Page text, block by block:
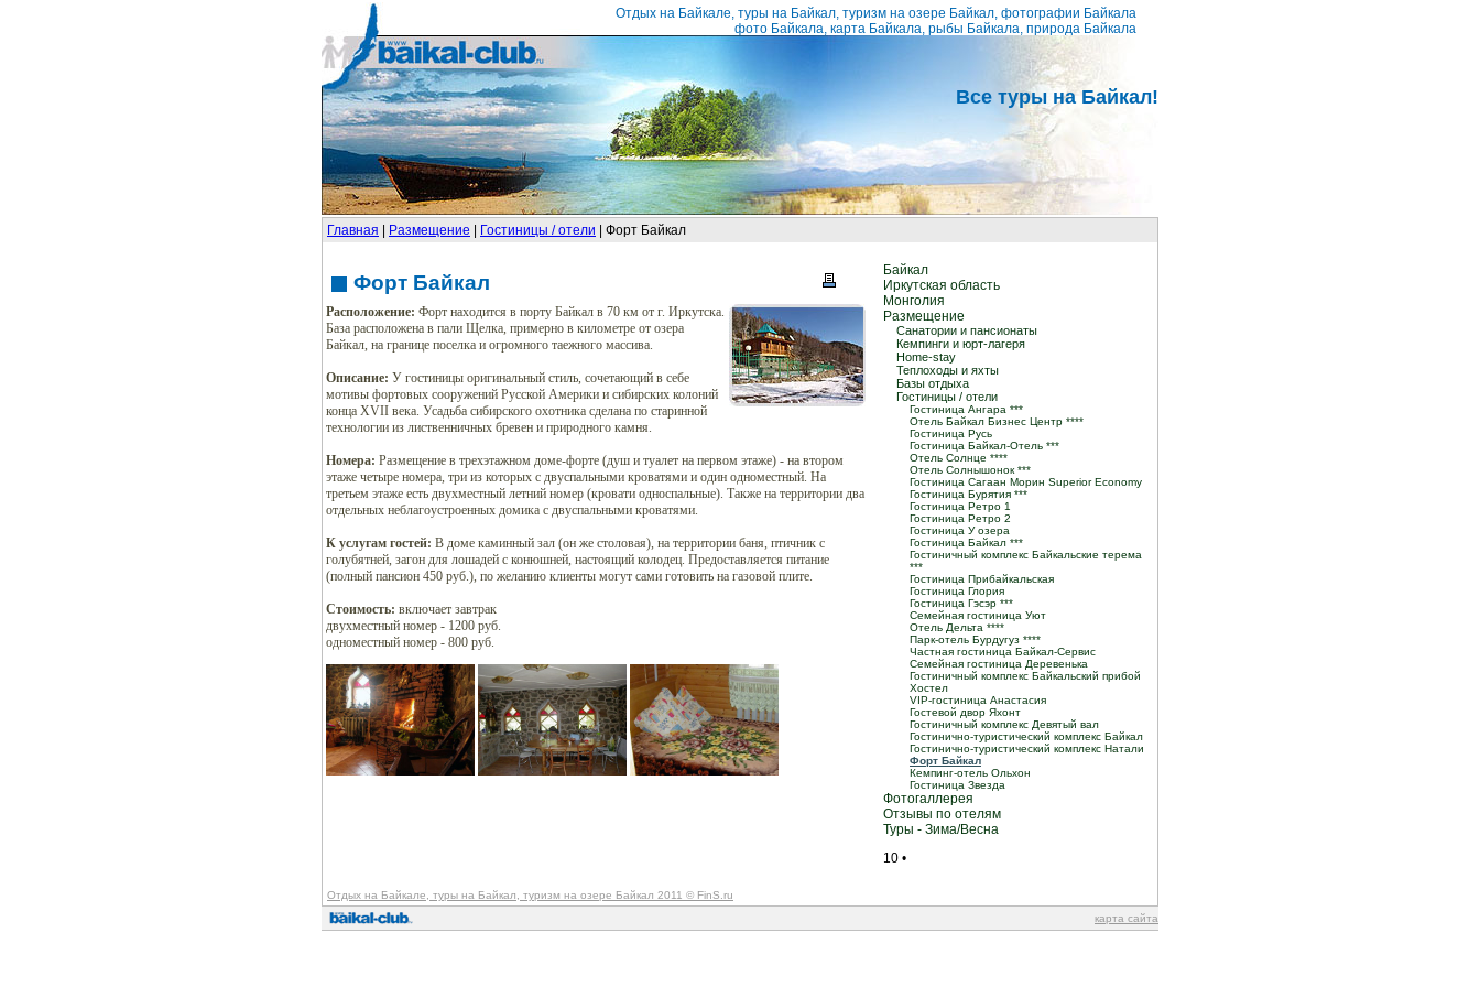
Отдых на Байкале, туры на Байкал, туризм на озере Байкал, фотографии Байкала
фото Байкала, карта Байкала, рыбы Байкала, природа Байкала
Все туры на Байкал!
Главная Размещение Гостиницы / отели | Форт Байкал
Форт Байкал
Расположение: Форт находится в порту Байкал в 70 км от г. Иркутска.
База расположена в пали Щелка, примерно в километре от озера
Байкал, на границе поселка и огромного таежного массива.
Описание: У гостиницы оригинальный стиль, сочетающий в себе
мотивы фортовых сооружений Русской Америки и сибирских колоний
конца XVII века. Усадьба сибирского охотника сделана по старинной
технологии из лиственничных бревен и природного камня.
Номера: Размещение в трехэтажном доме-форте (душ и туалет на первом этаже) - на втором
этаже четыре номера, три из которых с двуспальными кроватями и один одноместный. На
третьем этаже есть двухместный летний номер (кровати односпальные). Также на территории два
отдельных неблагоустроенных домика с двуспальными кроватями.
К услугам гостей: В доме каминный зал (он же столовая), на территории баня, птичник с
голубятней, загон для лошадей с конюшней, настоящий колодец. Предоставляется питание
(полный пансион 450 руб.), по желанию клиенты могут сами готовить на газовой плите.
Стоимость: включает завтрак
двухместный номер - 1200 руб.
одноместный номер - 800 руб.
Байкал
Иркутская область
Монголия
Размещение
Санатории и пансионаты
Кемпинги и юрт-лагеря
Home-stay
Теплоходы и яхты
Базы отдыха
Гостиницы / отели
Гостиница Ангара ***
Отель Байкал Бизнес Центр ****
Гостиница Русь
Гостиница Байкал-Отель ***
Отель Солнце ****
Отель Солнышонок ***
Гостиница Сагаан Морин Superior Economy
Гостиница Бурятия ***
Гостиница Ретро 1
Гостиница Ретро 2
Гостиница У озера
Гостиница Байкал ***
Гостиничный комплекс Байкальские терема
***
Гостиница Прибайкальская
Гостиница Глория
Гостиница Гэсэр ***
Семейная гостиница Уют
Отель Дельта ****
Парк-отель Бурдугуз ****
Частная гостиница Байкал-Сервис
Семейная гостиница Деревенька
Гостиничный комплекс Байкальский прибой
Хостел
VIP-гостиница Анастасия
Гостевой двор Яхонт
Гостиничный комплекс Девятый вал
Гостинично-туристический комплекс Байкал
Гостинично-туристический комплекс Натали
Форт Байкал
Кемпинг-отель Ольхон
Гостиница Звезда
Фотогаллерея
Отзывы по отелям
Туры - Зима/Весна
10 •
Отдых на Байкале, туры на Байкал, туризм на озере Байкал 2011 © FinS.ru
карта сайта